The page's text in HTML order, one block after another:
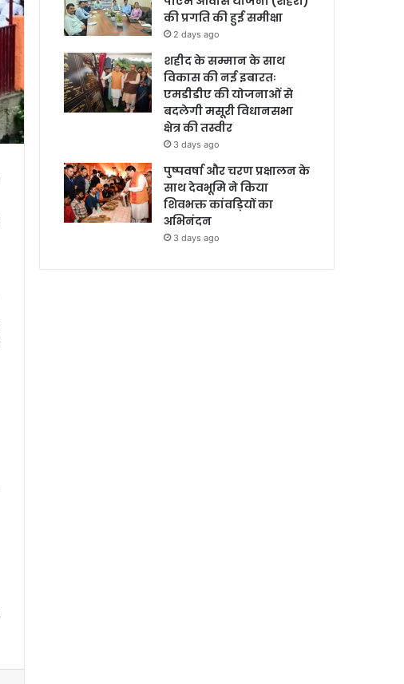
की प्रगति की हुई समीक्षा
2 days ago
शहीद के सम्मान के साथ
विकास की नई इबारतः
एमडीडीए की योजनाओं से
बदलेगी मसूरी विधानसभा
क्षेत्र की तस्वीर
3 days ago
पुष्पवर्षा और चरण प्रक्षालन के
साथ देवभूमि ने किया
शिवभक्त कांवड़ियों का
अभिनंदन
3 days ago